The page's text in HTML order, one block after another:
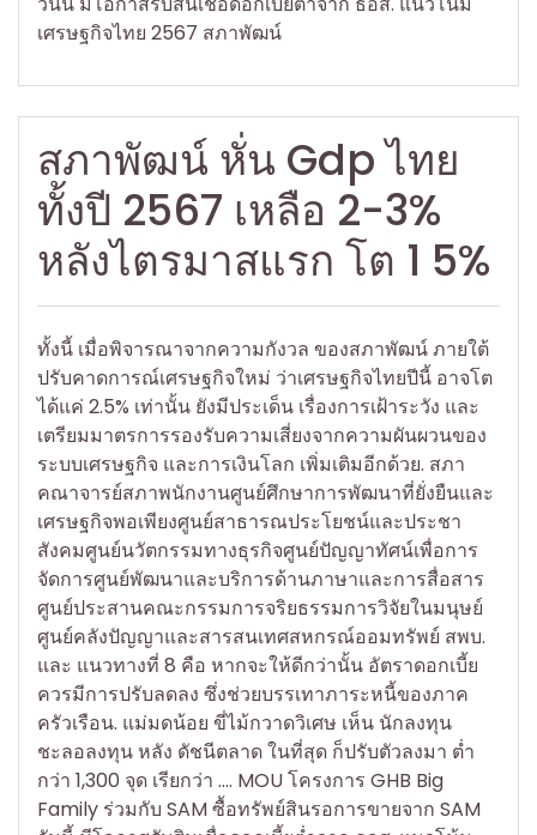
เศรษฐกิจไทย 2567 สภาพัฒน์
สภาพัฒน์ หั่น Gdp ไทย
ทั้งปี 2567 เหลือ 2-3%
หลังไตรมาสแรก โต 1 5%
ทั้งนี้ เมื่อพิจารณาจากความกังวล ของสภาพัฒน์ ภายใต้
ปรับคาดการณ์เศรษฐกิจใหม่ ว่าเศรษฐกิจไทยปีนี้ อาจโต
ได้แค่ 2.5% เท่านั้น ยังมีประเด็น เรื่องการเฝ้าระวัง และ
เตรียมมาตรการรองรับความเสี่ยงจากความผันผวนของ
ระบบเศรษฐกิจ และการเงินโลก เพิ่มเติมอีกด้วย. สภา
คณาจารย์สภาพนักงานศูนย์ศึกษาการพัฒนาที่ยั่งยืนและ
เศรษฐกิจพอเพียงศูนย์สาธารณประโยชน์และประชา
สังคมศูนย์นวัตกรรมทางธุรกิจศูนย์ปัญญาทัศน์เพื่อการ
จัดการศูนย์พัฒนาและบริการด้านภาษาและการสื่อสาร
ศูนย์ประสานคณะกรรมการจริยธรรมการวิจัยในมนุษย์
ศูนย์คลังปัญญาและสารสนเทศสหกรณ์ออมทรัพย์ สพบ.
และ แนวทางที่ 8 คือ หากจะให้ดีกว่านั้น อัตราดอกเบี้ย
ควรมีการปรับลดลง ซึ่งช่วยบรรเทาภาระหนี้ของภาค
ครัวเรือน. แม่มดน้อย ขี่ไม้กวาดวิเศษ เห็น นักลงทุน
ชะลอลงทุน หลัง ดัชนีตลาด ในที่สุด ก็ปรับตัวลงมา ต่ำ
กว่า 1,300 จุด เรียกว่า …. MOU โครงการ GHB Big
Family ร่วมกับ SAM ซื้อทรัพย์สินรอการขายจาก SAM